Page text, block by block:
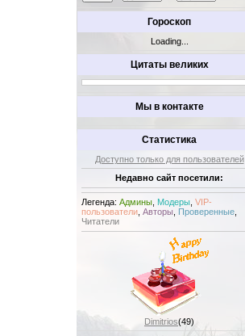
Гороскоп
Loading...
Цитаты великих
Мы в контакте
Статистика
Доступно только для пользователей
Недавно сайт посетили:
Легенда: Админы Модеры VIP-
пользователи Авторы Проверенные
Читатели
Dimitrios(49)